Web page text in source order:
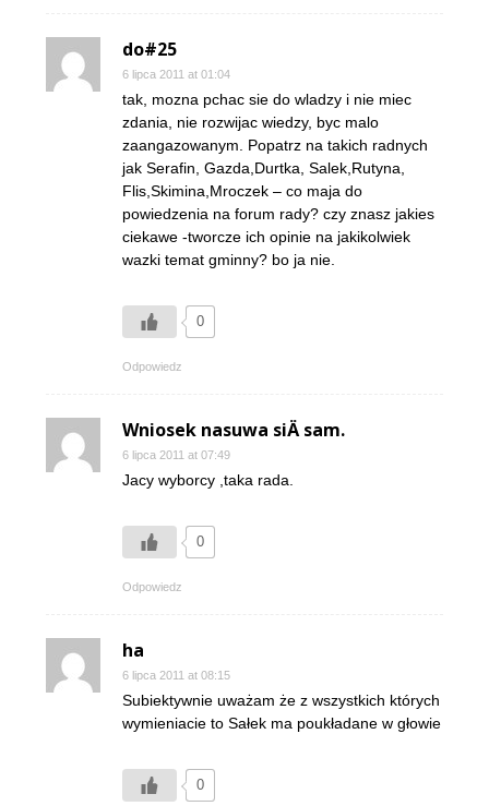
do#25
6 lipca 2011 at 01:04
tak, mozna pchac sie do wladzy i nie miec
zdania, nie rozwijac wiedzy, byc malo
zaangazowanym. Popatrz na takich radnych
jak Serafin, Gazda,Durtka, Salek,Rutyna,
Flis,Skimina,Mroczek – co maja do
powiedzenia na forum rady? czy znasz jakies
ciekawe -tworcze ich opinie na jakikolwiek
wazki temat gminny? bo ja nie.
0
Odpowiedz
Wniosek nasuwa siÄ sam.
6 lipca 2011 at 07:49
Jacy wyborcy ,taka rada.
0
Odpowiedz
ha
6 lipca 2011 at 08:15
Subiektywnie uważam że z wszystkich których
wymieniacie to Sałek ma poukładane w głowie
0